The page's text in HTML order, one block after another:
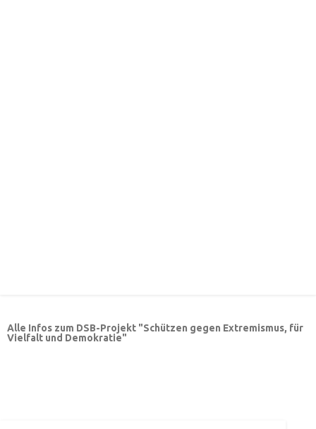
Alle Infos zum DSB-Projekt "Schützen gegen Extremismus, für
Vielfalt und Demokratie"